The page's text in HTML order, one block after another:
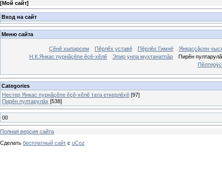
[Мой сайт]
Вход на сайт
Меню сайта
Çĕнĕ хыпарсем Пĕрлĕх уставĕ Пĕрлĕх Гимнĕ
Янкасçăсен
Н.К.Янкас пурнăçĕпе ĕçĕ-хĕлĕ
Эпир унпа мухтанатпăр
Пирĕн
Categories
Нестер Янкас пурнăçĕпе ĕçĕ-хĕлĕ тата еткерлĕхĕ [97]
Пирĕн пултарулăх [538]
00
Полная версия сайта
Сделать бесплатный сайт с uCoz